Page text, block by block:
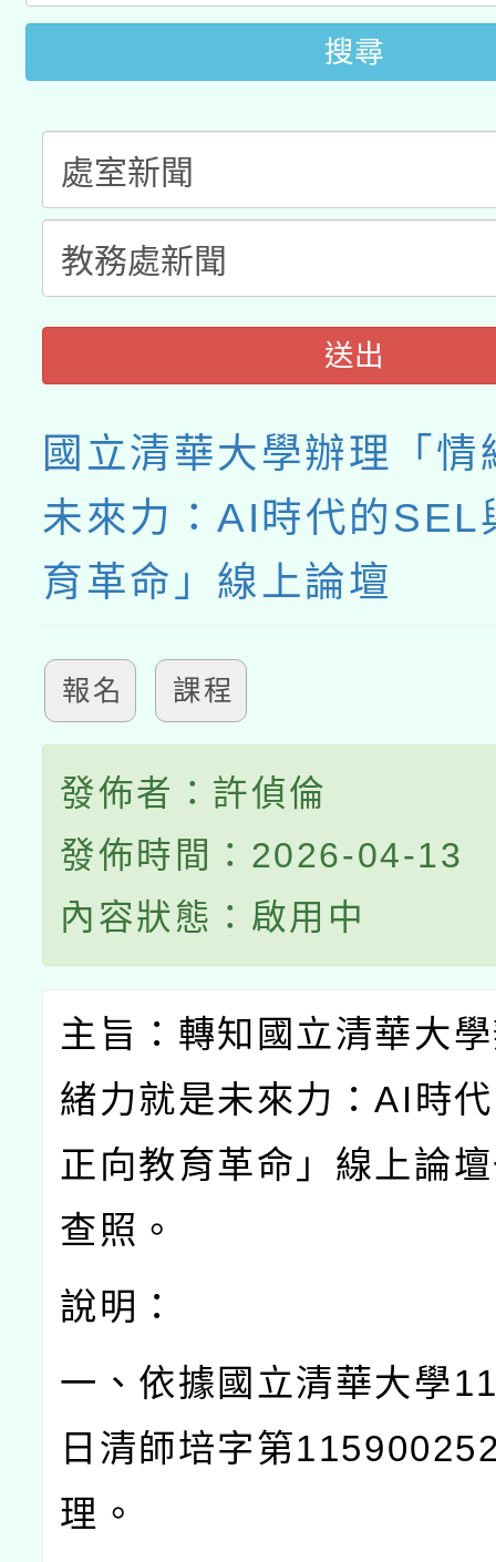
搜尋
送出
國立清華大學辦理「情
未來力：AI時代的SEL
育革命」線上論壇
報名 課程
發佈者：許偵倫
發佈時間：2026-04-13
內容狀態：啟用中
主旨：轉知國立清華大
緒力就是未來力：AI 時
正向教育革命」線上論
查照。
說明：
一、依據國立清華大學
日清師培字第
理。